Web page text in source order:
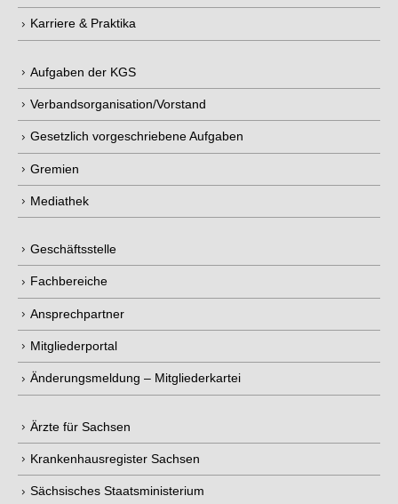
Karriere & Praktika
Aufgaben der KGS
Verbandsorganisation/Vorstand
Gesetzlich vorgeschriebene Aufgaben
Gremien
Mediathek
Geschäftsstelle
Fachbereiche
Ansprechpartner
Mitgliederportal
Änderungsmeldung – Mitgliederkartei
Ärzte für Sachsen
Krankenhausregister Sachsen
Sächsisches Staatsministerium